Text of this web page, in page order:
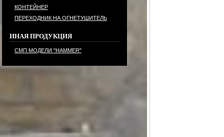
КОНТЕЙНЕР
ПЕРЕХОДНИК НА ОГНЕТУШИТЕЛЬ
ИНАЯ ПРОДУКЦИЯ
СМП МОДЕЛИ "HAMMER"